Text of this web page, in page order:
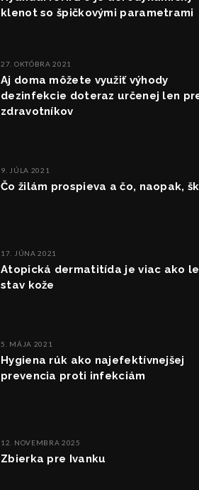
klenot so špičkovými parametrami
27. OKTÓBRA 2021
Aj doma môžete využiť výhody
dezinfekcie doteraz určenej len
zdravotníkov
9. JÚLA 2021
Čo žilám prospieva a čo, naopak,
17. JÚNA 2021
Atopická dermatitída je viac ako
stav kože
5. MÁJA 2021
Hygiena rúk ako najefektívnejšej
prevencia proti infekciám
12. NOVEMBRA 2025
Zbierka pre Ivanku